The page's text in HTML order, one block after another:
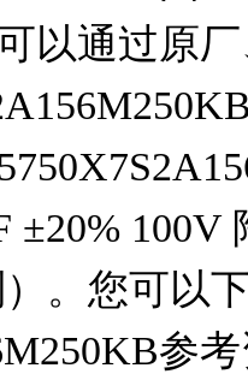
以通过原
±20% 100V
）。您可以
参